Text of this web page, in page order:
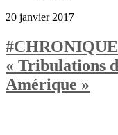
20 janvier 2017
« Tribulations
Amérique »